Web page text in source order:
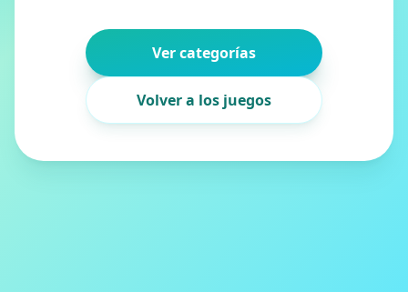
Ver categorías
Volver a los juegos